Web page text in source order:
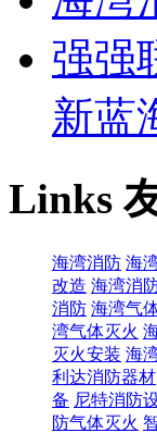
强强
新蓝
Links
海湾消防 海
改造 海湾消
消防 海湾气
湾气体灭火
灭火安装 海
利达消防器材
备 尼特消防
防气体灭火